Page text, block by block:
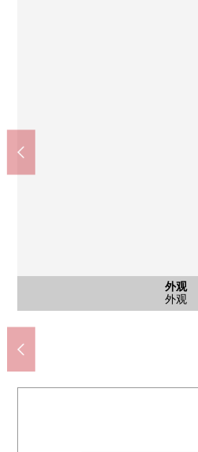
外观
外观
客厅
客厅·餐厅
客厅
客厅·餐厅
客厅
客厅
门口
门口
厨房
厨房·碗橱
其他当地
贮藏室(在没有※尚余的空位
入口
入口
入口
入口
停车场
停车场
外观
外观
停车场
对停车场的
外观
含有前面道路
外观
含有前面道路
外观
外观
其他当地
屋顶庭园
Maruetsu微型富谷1丁
7-Eleven涩谷代代木
COCOKARA FINE代代木
涩谷富谷的第一邮
Ｆ你诊所代代木公
代代木公园(约
涩谷区立神南小学
涩谷区立松涛中学
富谷公园(约